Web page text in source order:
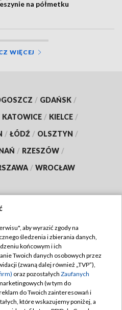
na półmetku
WIĘCEJ
/ GDAŃSK /
KATOWICE / KIELCE /
/ ŁÓDŹ / OLSZTYN /
/ RZESZÓW /
/ WROCŁAW
TVP
TVP
prywatności
zgody
Pomoc
aby wyrazić zgody na
śledzenia i zbierania danych,
końcowym i ich
Twoich danych osobowych przez
(zwaną dalej również „TVP”),
oraz pozostałych Zaufanych
(w tym do
do Twoich zainteresowań i
które wskazujemy poniżej, a